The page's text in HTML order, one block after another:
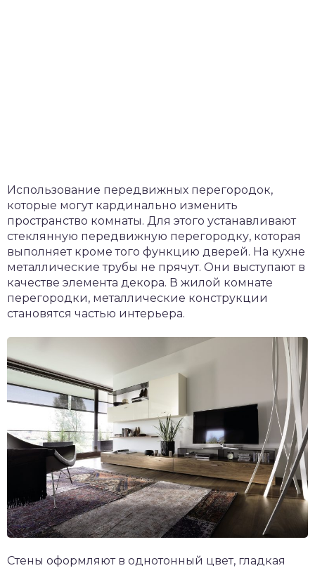
Использование передвижных перегородок,
которые могут кардинально изменить
пространство комнаты. Для этого устанавливают
стеклянную передвижную перегородку, которая
выполняет кроме того функцию дверей. На кухне
металлические трубы не прячут. Они выступают в
качестве элемента декора. В жилой комнате
перегородки, металлические конструкции
становятся частью интерьера.
Стены оформляют в однотонный цвет, гладкая